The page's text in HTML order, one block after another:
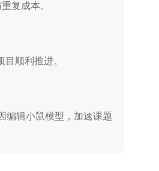
复成本。
顺利推进。
编辑小鼠模型，加速课题